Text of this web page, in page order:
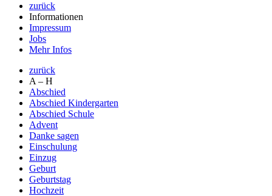
zurück
Informationen
Impressum
Jobs
Mehr Infos
zurück
A – H
Abschied
Abschied Kindergarten
Abschied Schule
Advent
Danke sagen
Einschulung
Einzug
Geburt
Geburtstag
Hochzeit